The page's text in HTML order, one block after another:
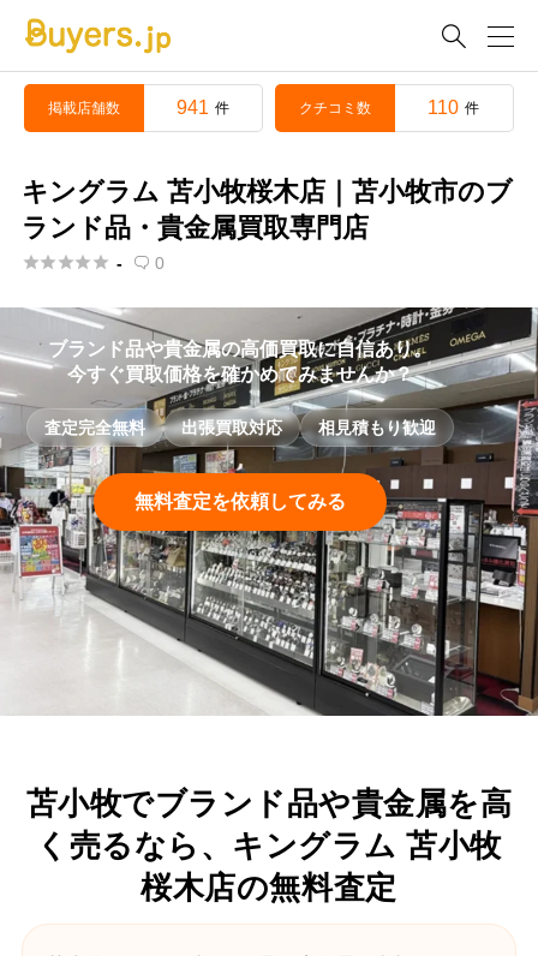

掲載店舗数 941 件 クチコミ数 110 件
キングラム 苫小牧桜木店｜苫小牧市のブ
ランド品・貴金属買取専門店
 -  0
ブランド品や貴金属の高価買取に自信あり。
今すぐ買取価格を確かめてみませんか？
査定完全無料 出張買取対応 相見積もり歓迎
無料査定を依頼してみる
苫小牧でブランド品や貴金属を高
く売るなら、キングラム 苫小牧
桜木店の無料査定